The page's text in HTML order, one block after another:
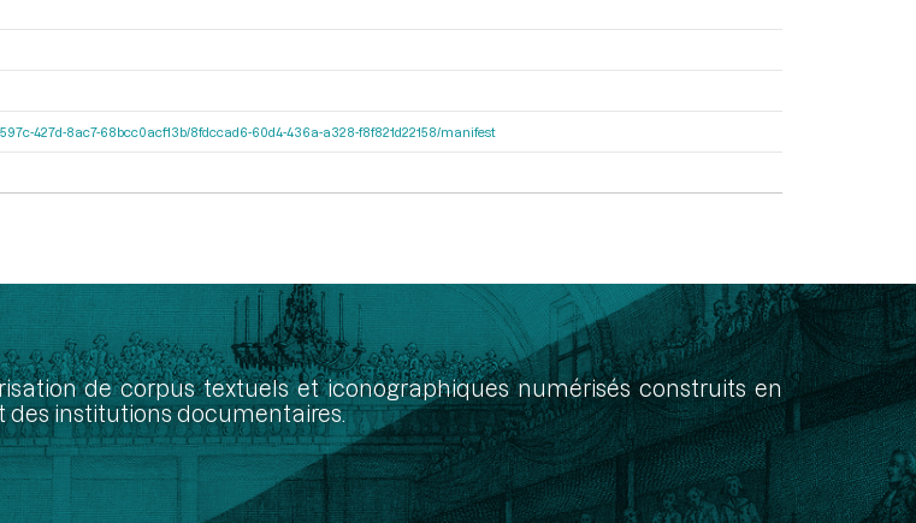
597c-427d-8ac7-68bcc0acf13b/8fdccad6-60d4-436a-a328-f8f821d22158/manifest
de corpus textuels et iconographiques numérisés construits en
institutions documentaires.